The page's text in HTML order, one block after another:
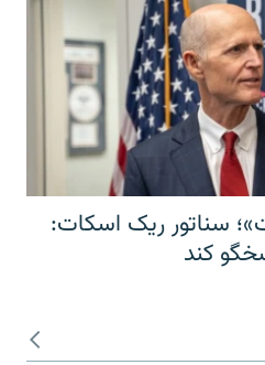
سناتور ریک اسکات:
کند